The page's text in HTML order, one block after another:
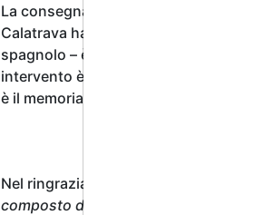
La consegna del premio è stata
Calatrava ha realizzato in tutto il
spagnolo – è stata l’aver partecipato
intervento è stata dedicata ai suoi
è il memoriale delle vittime.
Nel ringraziare del premio ricevuto,
composto da due diverse parole,